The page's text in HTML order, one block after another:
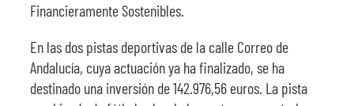
Financieramente Sostenibles.
En las dos pistas deportivas de la calle Correo de
Andalucía, cuya actuación ya ha finalizado, se ha
destinado una inversión de 142.976,56 euros. La pista